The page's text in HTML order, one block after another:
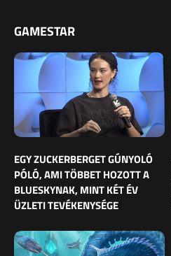
GAMESTAR
EGY ZUCKERBERGET GÚNYOLÓ
PÓLÓ, AMI TÖBBET HOZOTT A
BLUESKYNAK, MINT KÉT ÉV
ÜZLETI TEVÉKENYSÉGE